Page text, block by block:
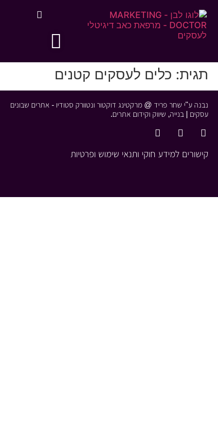
תגית: כלים לעסקים קטנים
נבנה ע"י שחר פריד @ מרקטינג דוקטור ונטוורק סטודיו - אתרים שבונים
עסקים | בנייה, שיווק וקידום אתרים.
קישורים למידע חוקי ותנאי שימוש ופרטיות